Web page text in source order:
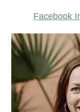
Facebook